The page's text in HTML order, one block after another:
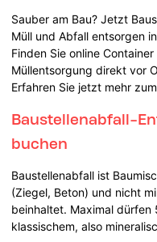
Sauber am Bau? Jetzt
Müll und Abfall entsorgen
Finden Sie online
Müllentsorgung direkt vor
Erfahren Sie jetzt mehr
Baustellenabfall-
buchen
Baustellenabfall ist
(Ziegel, Beton) und nicht
beinhaltet. Maximal dürfen
klassischem, also